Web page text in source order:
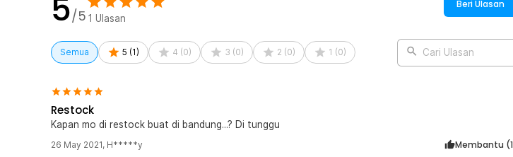
5/5 1 Ulasan
Beri Ulasan
Semua 5 (1) 4 (0) 3 (0) 2 (0) 1 (0) Cari Ulasan
Restock
Kapan mo di restock buat di bandung...? Di tunggu
26 May 2021, H*****y Membantu (1